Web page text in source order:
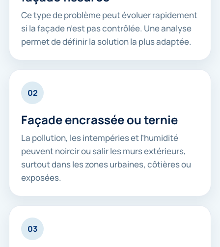
Ce type de problème peut évoluer rapidement
si la façade n’est pas contrôlée. Une analyse
permet de définir la solution la plus adaptée.
02
Façade encrassée ou ternie
La pollution, les intempéries et l’humidité
peuvent noircir ou salir les murs extérieurs,
surtout dans les zones urbaines, côtières ou
exposées.
03